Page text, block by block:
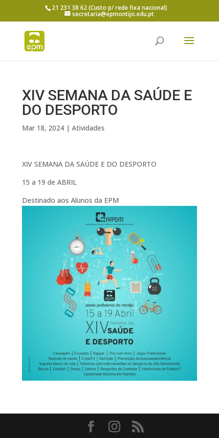
21 231 38 62 (Custo p/ rede fixa nacional)
secretaria@epmontijo.edu.pt
XIV SEMANA DA SAÚDE E
DO DESPORTO
Mar 18, 2024| Atividades
XIV SEMANA DA SAÚDE E DO DESPORTO
15 a 19 de ABRIL
Destinado aos Alunos da EPM